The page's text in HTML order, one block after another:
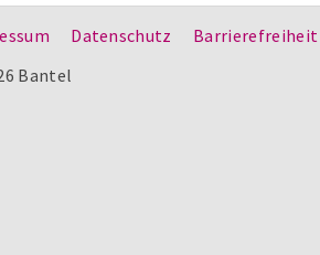
Datenschutz
Barrierefreiheit
Bantel